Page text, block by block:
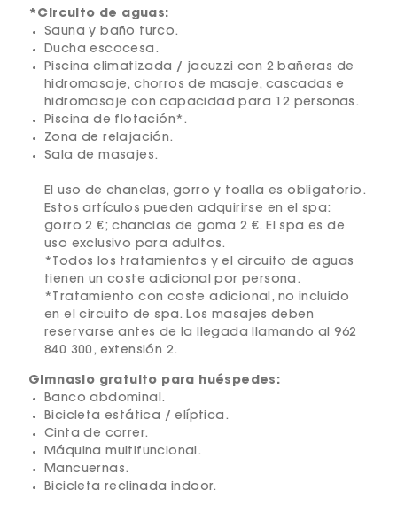
*Circuito de aguas:
Sauna y baño turco.
Ducha escocesa.
Piscina climatizada / jacuzzi con 2 bañeras de
hidromasaje, chorros de masaje, cascadas e
hidromasaje con capacidad para 12 personas.
Piscina de flotación*.
Zona de relajación.
Sala de masajes.
El uso de chanclas, gorro y toalla es obligatorio.
Estos artículos pueden adquirirse en el spa:
gorro 2 €; chanclas de goma 2 €. El spa es de
uso exclusivo para adultos.
*Todos los tratamientos y el circuito de aguas
tienen un coste adicional por persona.
*Tratamiento con coste adicional, no incluido
en el circuito de spa. Los masajes deben
reservarse antes de la llegada llamando al 962
840 300, extensión 2.
Gimnasio gratuito para huéspedes:
Banco abdominal.
Bicicleta estática / elíptica.
Cinta de correr.
Máquina multifuncional.
Mancuernas.
Bicicleta reclinada indoor.